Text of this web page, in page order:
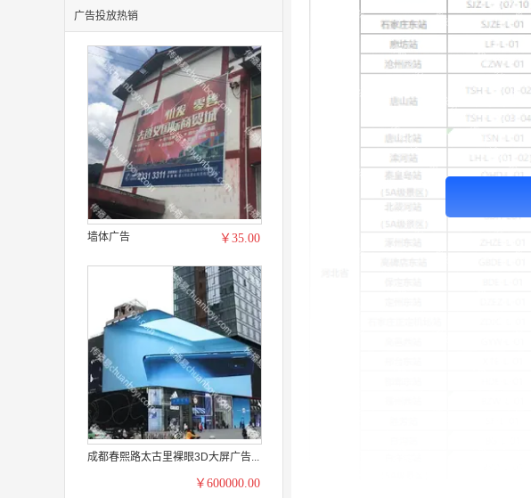
广告投放热销
墙体广告 ￥35.00
成都春熙路太古里裸眼3D大屏广告...
￥600000.00